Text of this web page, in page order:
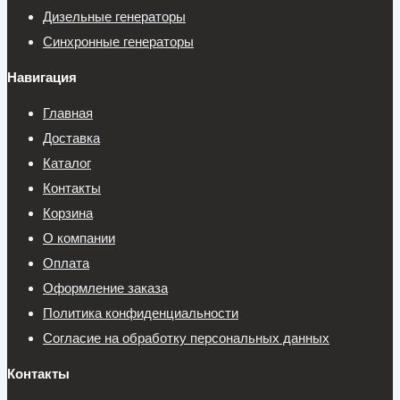
Дизельные генераторы
Синхронные генераторы
Навигация
Главная
Доставка
Каталог
Контакты
Корзина
О компании
Оплата
Оформление заказа
Политика конфиденциальности
Согласие на обработку персональных данных
Контакты